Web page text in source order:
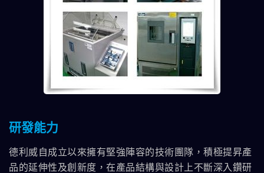
研發能力
德利威自成立以來擁有堅強陣容的技術團隊，積極提昇產
品的延伸性及創新度，在產品結構與設計上不斷深入鑽研